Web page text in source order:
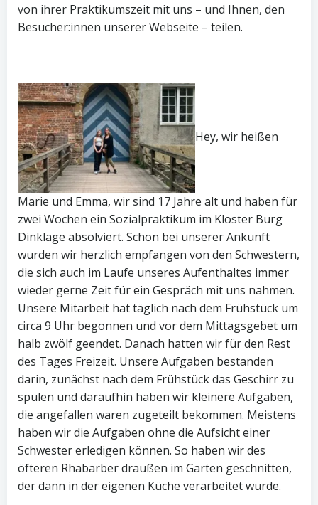
von ihrer Praktikumszeit mit uns – und Ihnen, den
Besucher:innen unserer Webseite – teilen.
Hey, wir heißen
Marie und Emma, wir sind 17 Jahre alt und haben für
zwei Wochen ein Sozialpraktikum im Kloster Burg
Dinklage absolviert. Schon bei unserer Ankunft
wurden wir herzlich empfangen von den Schwestern,
die sich auch im Laufe unseres Aufenthaltes immer
wieder gerne Zeit für ein Gespräch mit uns nahmen.
Unsere Mitarbeit hat täglich nach dem Frühstück um
circa 9 Uhr begonnen und vor dem Mittagsgebet um
halb zwölf geendet. Danach hatten wir für den Rest
des Tages Freizeit. Unsere Aufgaben bestanden
darin, zunächst nach dem Frühstück das Geschirr zu
spülen und daraufhin haben wir kleinere Aufgaben,
die angefallen waren zugeteilt bekommen. Meistens
haben wir die Aufgaben ohne die Aufsicht einer
Schwester erledigen können. So haben wir des
öfteren Rhabarber draußen im Garten geschnitten,
der dann in der eigenen Küche verarbeitet wurde.